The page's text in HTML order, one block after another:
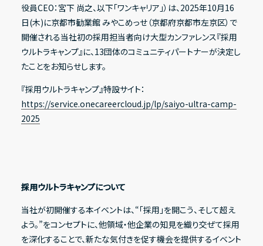
コーポレート・ガバナンス
ESG方針
経営成績
IRライブラリー
決算短信
決算説明資料
Address
〒150-0031
東京都渋谷区桜丘町20-1 渋谷インフォスタワー16階
役員CEO：宮下 尚之、以下「ワンキャリア」）は、2025年10月16
日(木)に京都市勧業館 みやこめっせ（京都府京都市左京区）で
開催される当社初の採用担当者向け大型カンファレンス『採用
ウルトラキャンプ』に、13団体のコミュニティパートナーが決定し
たことをお知らせします。
『採用ウルトラキャンプ』特設サイト：
https://service.onecareercloud.jp/lp/saiyo-ultra-camp-
2025
採用ウルトラキャンプについて
当社が初開催する本イベントは、“「採用」を開こう、そして超え
よう。”をコンセプトに、他領域・他企業の知見を織り交ぜて採用
を深化することで、新たな気付きを促す機会を提供するイベント